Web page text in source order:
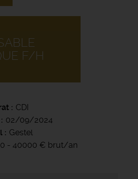
F/H
CDI
02/09/2024
Gestel
- 40000 € brut/an